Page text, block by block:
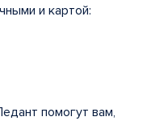
и картой:
помогут вам,